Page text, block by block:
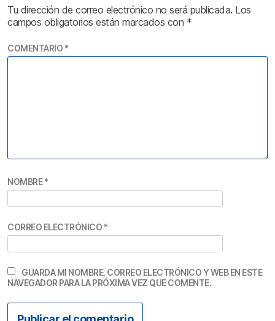
Tu dirección de correo electrónico no será publicada. Los
campos obligatorios están marcados con *
COMENTARIO *
NOMBRE*
CORREO ELECTRÓNICO *
GUARDA MI NOMBRE, CORREO ELECTRÓNICO Y WEB EN ESTE
NAVEGADOR PARA LA PRÓXIMA VEZ QUE COMENTE.